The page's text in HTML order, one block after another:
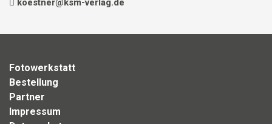
koestner@ksm-verlag.de
Fotowerkstatt
Bestellung
Partner
Impressum